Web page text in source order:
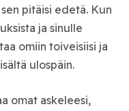
pitäisi edetä. Kun
ja sinulle
omiin toiveisiisi ja
ulospäin.
omat askeleesi,